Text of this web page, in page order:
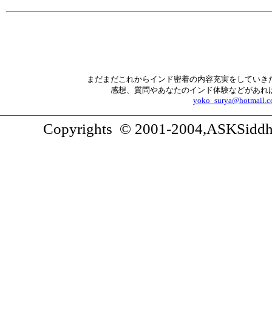
まだまだこれからインド密着の内容充実をしてい
感想、質問やあなたのインド体験などがあれ
Copyrights © 2001-